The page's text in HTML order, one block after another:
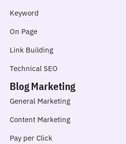
Keyword
On Page
Link Building
Technical SEO
Blog Marketing
General Marketing
Content Marketing
Pay per Click